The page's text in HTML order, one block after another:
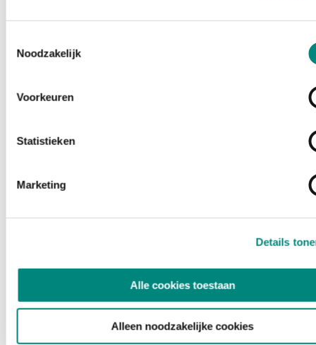
Noodzakelijk
Voorkeuren
Statistieken
Marketing
Details
Alle cookies toestaan
Alleen noodzakelijke cookies